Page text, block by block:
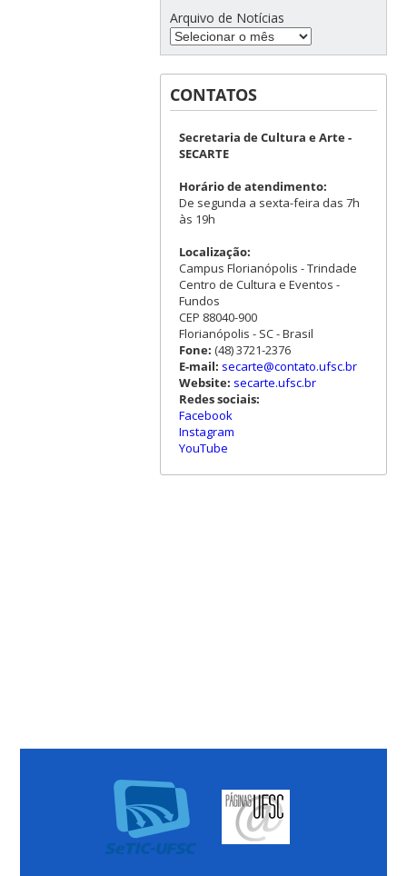
Arquivo de Notícias
CONTATOS
Secretaria de Cultura e Arte -
SECARTE
Horário de atendimento:
De segunda a sexta-feira das 7h
às 19h
Localização:
Campus Florianópolis - Trindade
Centro de Cultura e Eventos -
Fundos
CEP 88040-900
Florianópolis - SC - Brasil
Fone: (48) 3721-2376
E-mail: secarte@contato.ufsc.br
Website: secarte.ufsc.br
Redes sociais:
Facebook
Instagram
YouTube